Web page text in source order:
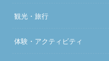
観光・旅行
体験・アクティビティ